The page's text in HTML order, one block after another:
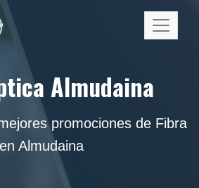
Almudaina
promociones de Fibra
en Almudaina